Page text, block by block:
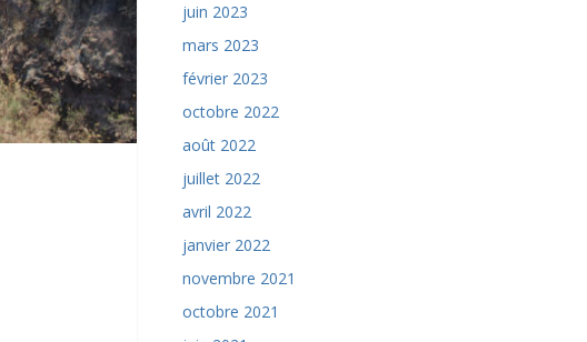
juin 2023
mars 2023
février 2023
octobre 2022
août 2022
juillet 2022
avril 2022
janvier 2022
novembre 2021
octobre 2021